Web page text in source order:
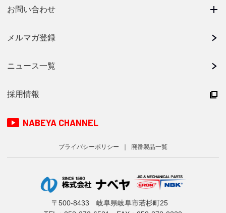
お問い合わせ
メルマガ登録
ニュース一覧
採用情報
NABEYA CHANNEL
プライバシーポリシー 廃番製品一覧
〒500-8433 岐阜県岐阜市若杉町25